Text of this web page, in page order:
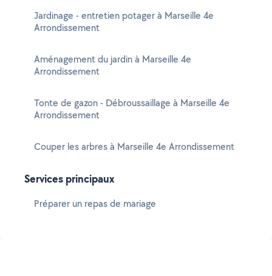
Jardinage - entretien potager à Marseille 4e
Arrondissement
Aménagement du jardin à Marseille 4e
Arrondissement
Tonte de gazon - Débroussaillage à Marseille 4e
Arrondissement
Couper les arbres à Marseille 4e Arrondissement
Services principaux
Préparer un repas de mariage